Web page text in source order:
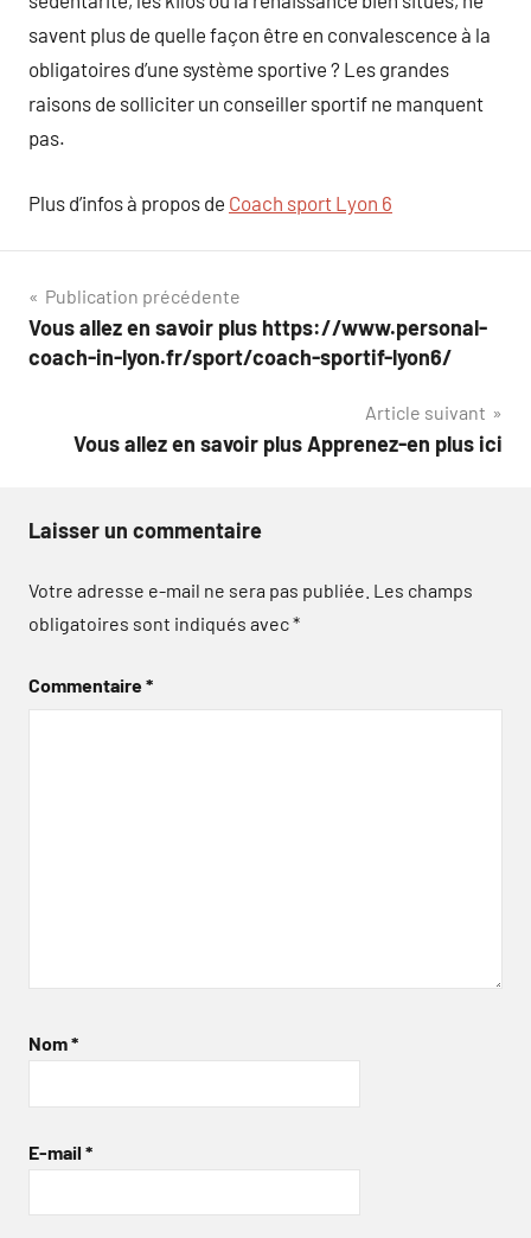
savent plus de quelle façon être en convalescence à la
obligatoires d’une système sportive ? Les grandes
raisons de solliciter un conseiller sportif ne manquent
pas.
Plus d’infos à propos de Coach sport Lyon 6
Navigation
de
Publication précédente
Vous allez en savoir plus https://www.personal-
coach-in-lyon.fr/sport/coach-sportif-lyon6/
Article suivant
Vous allez en savoir plus Apprenez-en plus ici
Laisser un commentaire
Votre adresse e-mail ne sera pas publiée. Les champs
obligatoires sont indiqués avec*
Commentaire*
Nom*
E-mail *